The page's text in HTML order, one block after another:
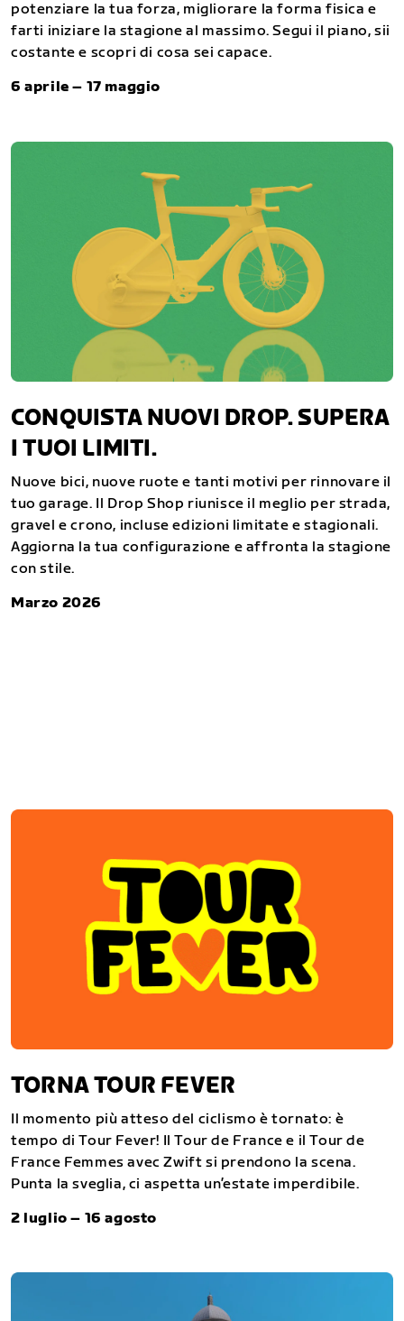
potenziare la tua forza, migliorare la forma fisica e
farti iniziare la stagione al massimo. Segui il piano, sii
costante e scopri di cosa sei capace.
6 aprile – 17 maggio
CONQUISTA NUOVI DROP. SUPERA
I TUOI LIMITI.
Nuove bici, nuove ruote e tanti motivi per rinnovare il
tuo garage. Il Drop Shop riunisce il meglio per strada,
gravel e crono, incluse edizioni limitate e stagionali.
Aggiorna la tua configurazione e affronta la stagione
con stile.
Marzo 2026
TORNA TOUR FEVER
Il momento più atteso del ciclismo è tornato: è
tempo di Tour Fever! Il Tour de France e il Tour de
France Femmes avec Zwift si prendono la scena.
Punta la sveglia, ci aspetta un’estate imperdibile.
2 luglio – 16 agosto